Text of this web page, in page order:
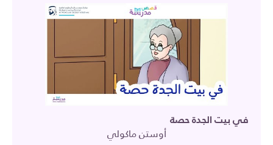
في بيت الجدة حصة
أوستن ماكولي